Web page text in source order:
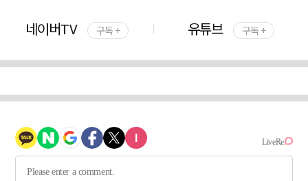
네이버TV 구독 + 유튜브 구독 +